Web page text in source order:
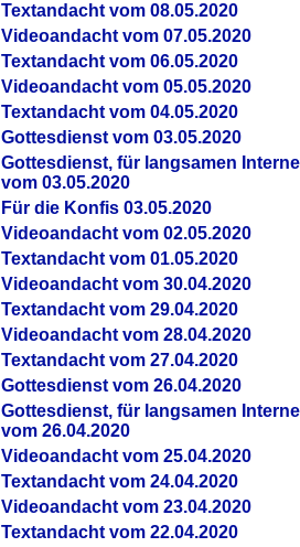
Textandacht vom 08.05.2020
Videoandacht vom 07.05.2020
Textandacht vom 06.05.2020
Videoandacht vom 05.05.2020
Textandacht vom 04.05.2020
Gottesdienst vom 03.05.2020
Gottesdienst, für langsamen
vom 03.05.2020
Für die Konfis 03.05.2020
Videoandacht vom 02.05.2020
Textandacht vom 01.05.2020
Videoandacht vom 30.04.2020
Textandacht vom 29.04.2020
Videoandacht vom 28.04.2020
Textandacht vom 27.04.2020
Gottesdienst vom 26.04.2020
Gottesdienst, für langsamen
vom 26.04.2020
Videoandacht vom 25.04.2020
Textandacht vom 24.04.2020
Videoandacht vom 23.04.2020
Textandacht vom 22.04.2020